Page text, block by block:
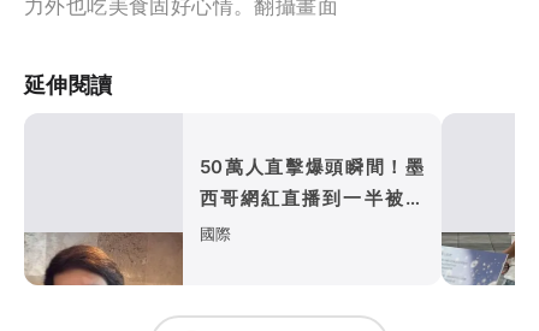
延伸閱讀
50萬人直擊爆頭瞬間！墨
西哥網紅直播到一半被殺
了 疑「這點」惹殺機
國際